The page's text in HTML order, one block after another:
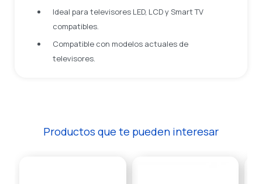
Ideal para televisores LED, LCD y Smart TV
compatibles.
Compatible con modelos actuales de
televisores.
Productos que te pueden interesar